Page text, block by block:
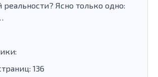
Ясно только одно:
136